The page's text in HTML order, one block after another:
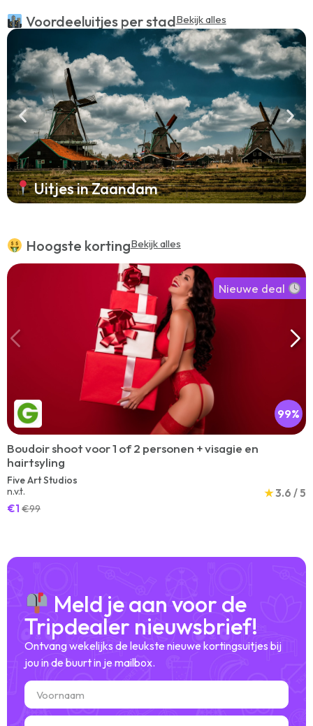
Voordeeluitjes per stadBekijk alles
Uitjes in Zaandam
Hoogste kortingBekijk alles
Nieuwe deal
99%
Boudoir shoot voor 1 of 2 personen + visagie en
hairtsyling
Five Art Studios
n.v.t.
★3.6 / 5
€1 €99
Meld je aan voor de
Tripdealer nieuwsbrief!
Ontvang wekelijks de leukste nieuwe kortingsuitjes bij
jou in de buurt in je mailbox.